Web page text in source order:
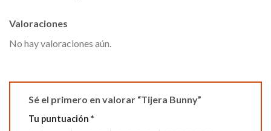
Valoraciones
No hay valoraciones aún.
Sé el primero en valorar “Tijera Bunny”
Tu puntuación *